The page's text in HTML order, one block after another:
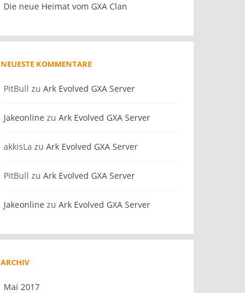
Die neue Heimat vom GXA Clan
NEUESTE KOMMENTARE
PitBull zu Ark Evolved GXA Server
Jakeonline zu Ark Evolved GXA Server
akkisLa zu Ark Evolved GXA Server
PitBull zu Ark Evolved GXA Server
Jakeonline zu Ark Evolved GXA Server
ARCHIV
Mai 2017